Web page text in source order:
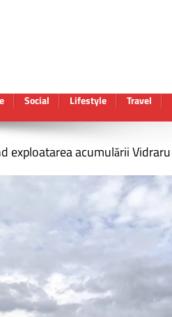
Social Lifestyle Travel
exploatarea acumulării